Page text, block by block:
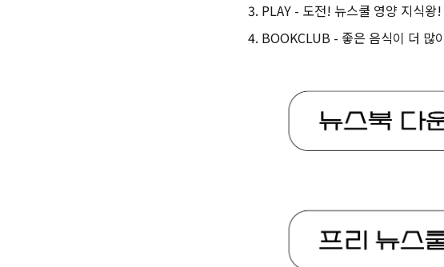
PLAY - 도전! 뉴스쿨 영양 지식왕!
BOOKCLUB - 좋은 음식이 더 많